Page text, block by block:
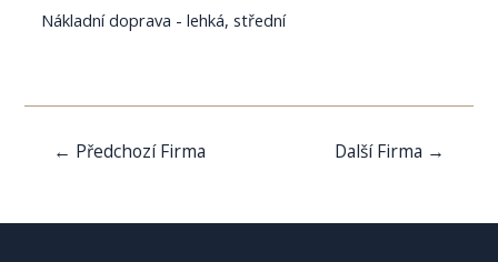
Nákladní doprava - lehká, střední
Navigace
← Předchozí Firma Další Firma →